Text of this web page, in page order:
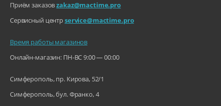
Приём заказовzakaz@mactime.pro
Сервисный центрservice@mactime.pro
Время работы магазинов
Онлайн-магазин: ПН-ВС 9:00 — 00:00
Симферополь, пр. Кирова, 52/1
Симферополь, бул. Франко, 4